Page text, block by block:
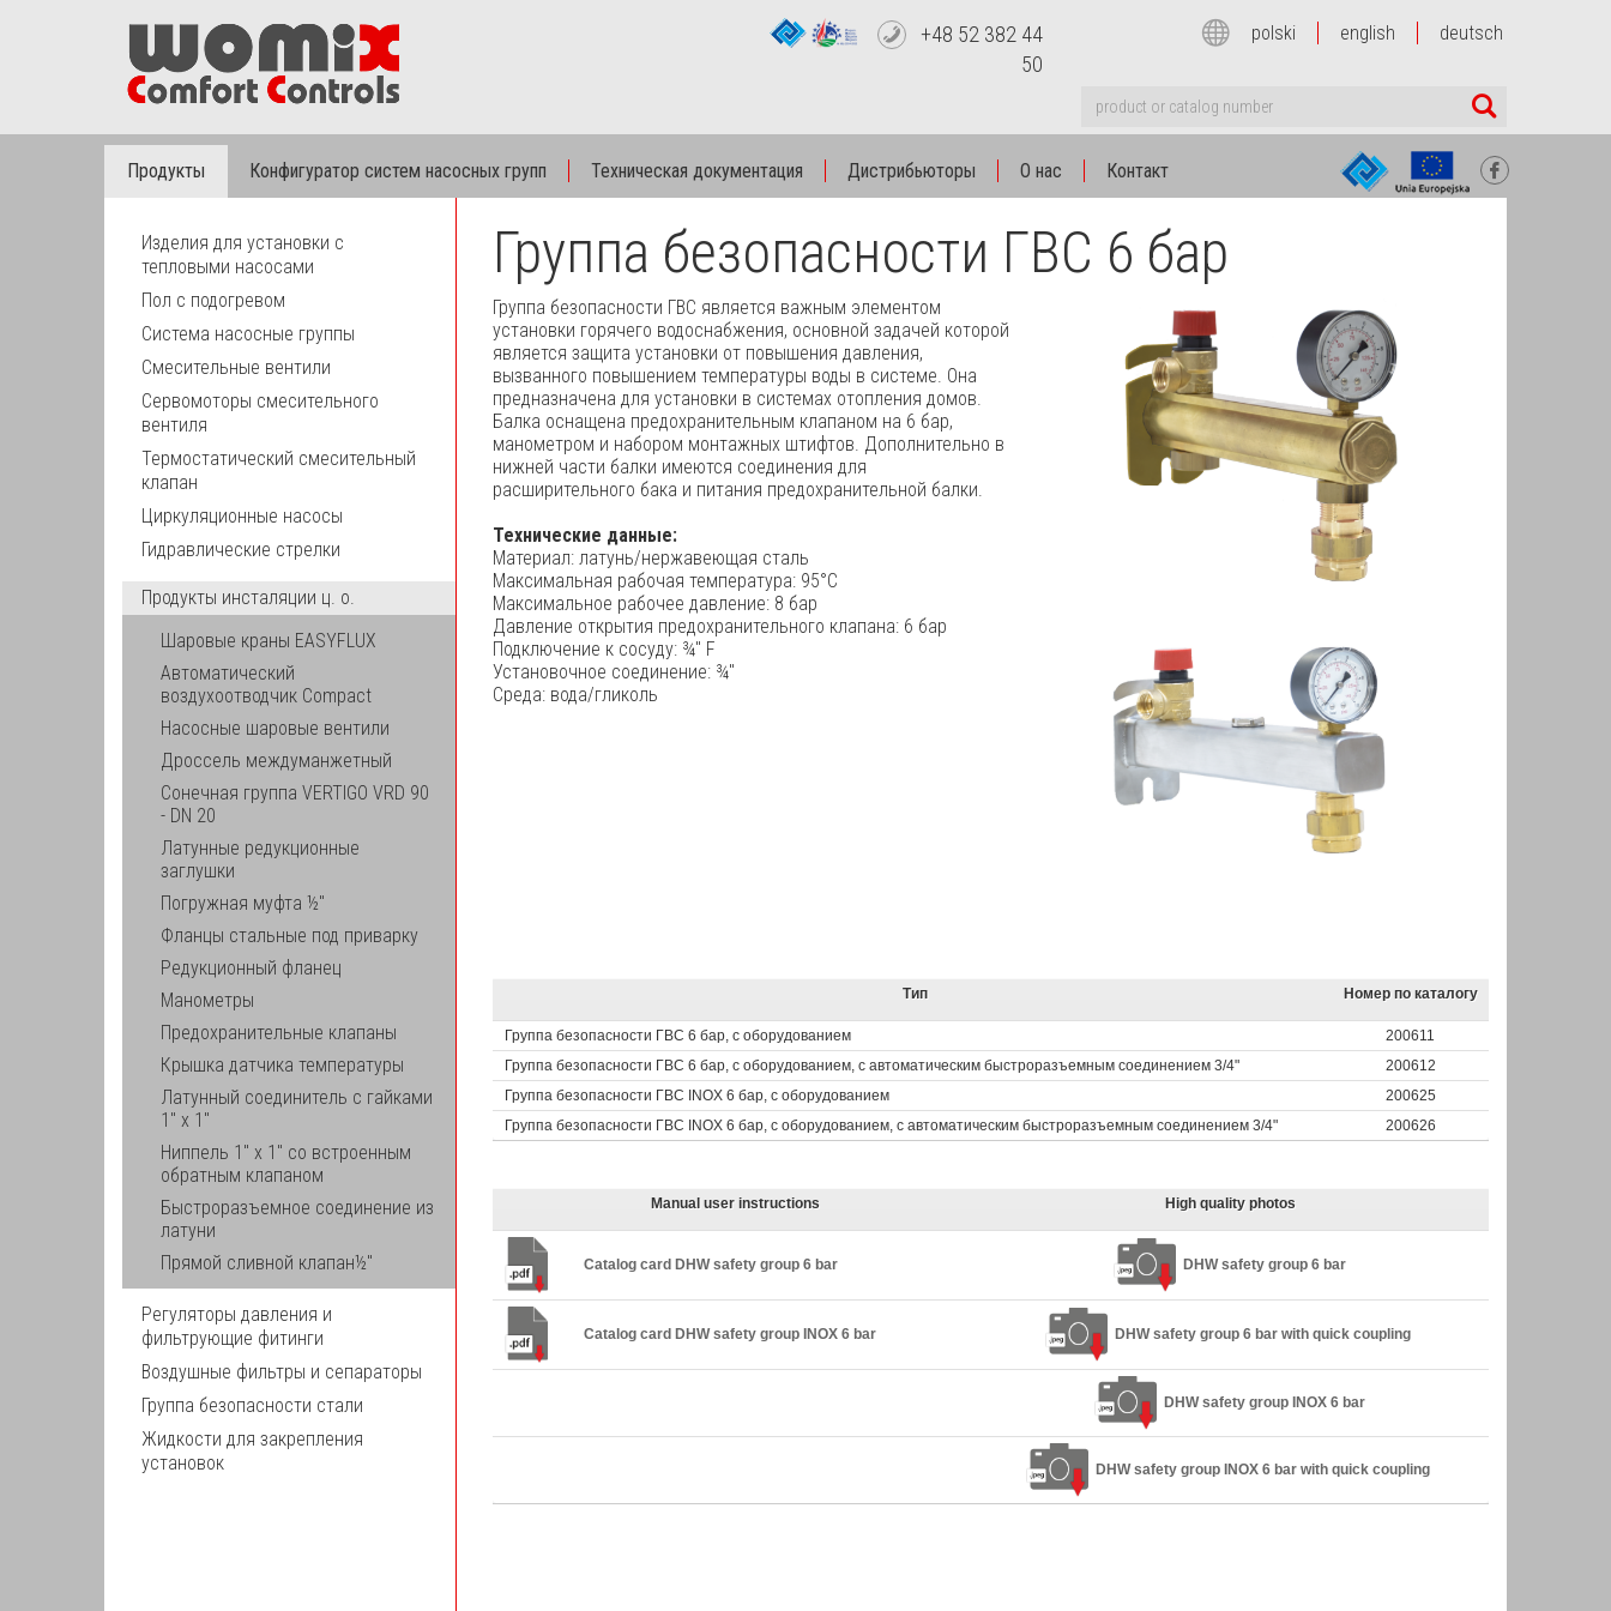
+48 52 382 44
50
polski english deutsch
Продукты Конфигуратор систем насосных групп Техническая документация Дистрибьюторы O нас Контакт
Изделия для установки с
тепловыми насосами
Пол с подогревом
Система насосные группы
Смесительные вентили
Сервомоторы смесительного
вентиля
Термостатический смесительный
клапан
Циркуляционные насосы
Гидравлические стрелки
Продукты инсталяции ц. о.
Шаровые краны EASYFLUX
Автоматический
воздухоотводчик Compact
Насосные шаровые вентили
Дроссель междуманжетный
Сонечная группа VERTIGO VRD 90
- DN 20
Латунные редукционные
заглушки
Погружная муфта ½"
Фланцы стальные под приварку
Редукционный фланец
Манометры
Предохранительные клапаны
Крышка датчика температуры
Латунный соединитель с гайками
1" x 1"
Ниппель 1" x 1" со встроенным
обратным клапаном
Быстроразъемное соединение из
латуни
Прямой сливной клапан½"
Регуляторы давления и
фильтрующие фитинги
Воздушные фильтры и сепараторы
Группа безопасности стали
Жидкости для закрепления
установок
Группа безопасности ГВС 6 бар
Группа безопасности ГВС является важным элементом
установки горячего водоснабжения, основной задачей которой
является защита установки от повышения давления,
вызванного повышением температуры воды в системе. Она
предназначена для установки в системах отопления домов.
Балка оснащена предохранительным клапаном на 6 бар,
манометром и набором монтажных штифтов. Дополнительно в
нижней части балки имеются соединения для
расширительного бака и питания предохранительной балки.
Технические данные:
Материал: латунь/нержавеющая сталь
Максимальная рабочая температура: 95°C
Максимальное рабочее давление: 8 бар
Давление открытия предохранительного клапана: 6 бар
Подключение к сосуду: ¾" F
Установочное соединение: ¾"
Среда: вода/гликоль
Тип Номер по каталогу
Группа безопасности ГВС 6 бар, с оборудованием
200611
Группа безопасности ГВС 6 бар, с оборудованием, с автоматическим быстроразъемным соединением 3/4"
200612
Группа безопасности ГВС INOX 6 бар, с оборудованием
200625
Группа безопасности ГВС INOX 6 бар, с оборудованием, с автоматическим быстроразъемным соединением 3/4"
200626
Manual user instructions High quality photos
Catalog card DHW safety group 6 bar DHW safety group 6 bar
Catalog card DHW safety group INOX 6 bar DHW safety group 6 bar with quick coupling
DHW safety group INOX 6 bar
DHW safety group INOX 6 bar with quick coupling